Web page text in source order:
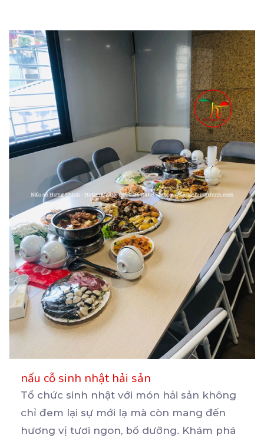
nấu cỗ sinh nhật hải sản
Tổ chức sinh nhật với món hải sản không
chỉ đem lại sự mới lạ mà còn mang đến
hương vị tươi ngon, bổ dưỡng. Khám phá